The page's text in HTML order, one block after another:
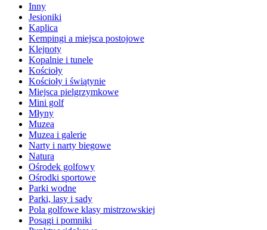
Inny
Jesioniki
Kaplica
Kempingi a miejsca postojowe
Klejnoty
Kopalnie i tunele
Kościoły
Kościoły i świątynie
Miejsca pielgrzymkowe
Mini golf
Młyny
Muzea
Muzea i galerie
Narty i narty biegowe
Natura
Ośrodek golfowy
Ośrodki sportowe
Parki wodne
Parki, lasy i sady
Pola golfowe klasy mistrzowskiej
Posągi i pomniki